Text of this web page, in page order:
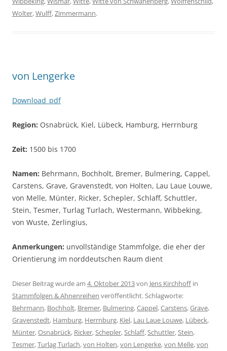
Wolter,Wulff,Zimmermann.
von Lengerke
Download_pdf
Region: Osnabrück, Kiel, Lübeck, Hamburg, Herrnburg
Zeit: 1500 bis 1700
Namen: Behrmann, Bochholt, Bremer, Bulmering, Cappel,
Carstens, Grave, Gravenstedt, von Holten, Lau Laue Louwe,
von Melle, Münter, Ricker, Schepler, Schlaff, Schuttler,
Stein, Tesmer, Turlag Turlach, Westermann, Wibbeking,
von Wuste, Zerlingius,
Anmerkungen: unvollständige Stammfolge, die eher der
Orientierung im norddeutschen Raum dient
Dieser Beitrag wurde am 4. Oktober 2013von Jens Kirchhoffin
Stammfolgen & Ahnenreihen veröffentlicht. Schlagworte:
Behrmann, Bochholt, Bremer, Bulmering,Cappel,Carstens,Grave,
Gravenstedt, Hamburg, Herrnburg, Kiel, Lau Laue Louwe, Lübeck,
Münter,Osnabrück, Ricker,Schepler,Schlaff,Schuttler,Stein,
Tesmer,Turlag Turlach,von Holten,von Lengerke,von Melle,von